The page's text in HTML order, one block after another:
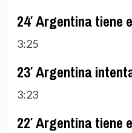
24′ Argentina tiene
3:25
23′ Argentina
3:23
22′ Argentina tiene